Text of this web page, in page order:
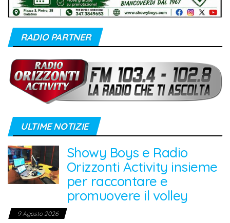
RADIO PARTNER
ULTIME NOTIZIE
Showy Boys e Radio
Orizzonti Activity insieme
per raccontare e
promuovere il volley
9 Agosto 2026